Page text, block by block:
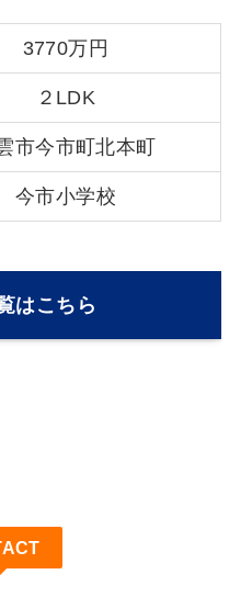
3770万円
２LDK
市今市町北本町
今市小学校
はこちら